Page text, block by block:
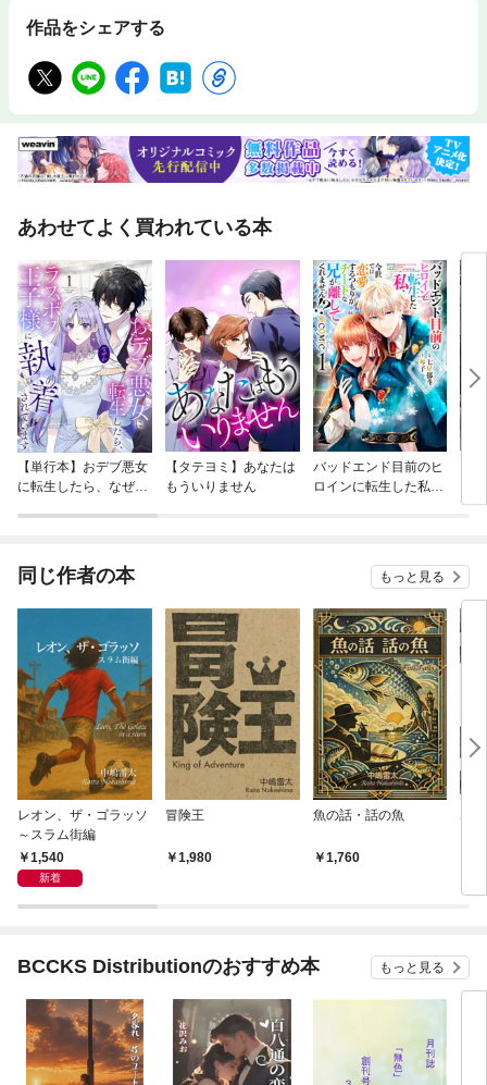
作品をシェアする
あわせてよく買われている本
【単行本】おデブ悪女
に転生したら、なぜか
【タテヨミ】あなたは
もういりません
バッドエンド目前のヒ
ロインに転生した私、
同じ作者の本 もっと見る
レオン、ザ・ゴラッソ
～スラム街編
1,540
新着
冒険王
1,980
魚の話・話の魚
1,760
ポ
BCCKS Distributionのおすすめ本 もっと見る